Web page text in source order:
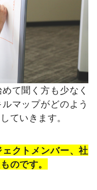
て聞く方も少なく
マップがどのよう
ていきます。
クトメンバー、社
のです。